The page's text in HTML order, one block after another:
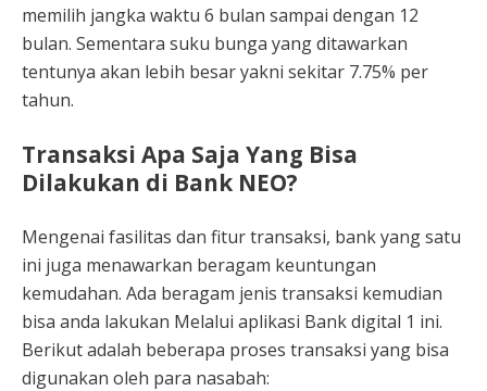
memilih jangka waktu 6 bulan sampai dengan 12
bulan. Sementara suku bunga yang ditawarkan
tentunya akan lebih besar yakni sekitar 7.75% per
tahun.
Transaksi Apa Saja Yang Bisa
Dilakukan di Bank NEO?
Mengenai fasilitas dan fitur transaksi, bank yang satu
ini juga menawarkan beragam keuntungan
kemudahan. Ada beragam jenis transaksi kemudian
bisa anda lakukan Melalui aplikasi Bank digital 1 ini.
Berikut adalah beberapa proses transaksi yang bisa
digunakan oleh para nasabah: